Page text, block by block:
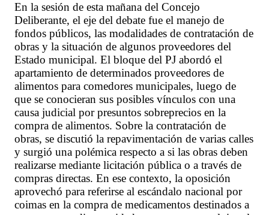
En la sesión de esta mañana del Concejo
Deliberante, el eje del debate fue el manejo de
fondos públicos, las modalidades de contratación de
obras y la situación de algunos proveedores del
Estado municipal. El bloque del PJ abordó el
apartamiento de determinados proveedores de
alimentos para comedores municipales, luego de
que se conocieran sus posibles vínculos con una
causa judicial por presuntos sobreprecios en la
compra de alimentos. Sobre la contratación de
obras, se discutió la repavimentación de varias calles
y surgió una polémica respecto a si las obras deben
realizarse mediante licitación pública o a través de
compras directas. En ese contexto, la oposición
aprovechó para referirse al escándalo nacional por
coimas en la compra de medicamentos destinados a